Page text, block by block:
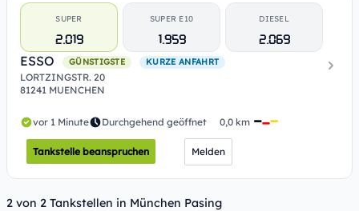
SUPER
2.019
SUPER E10
1.959
DIESEL
2.069
ESSO
GÜNSTIGSTE KURZE ANFAHRT
LORTZINGSTR. 20
81241 MUENCHEN
vor 1 Minute Durchgehend geöffnet 0,0 km
Tankstelle beanspruchen Melden
2 von 2 Tankstellen in München Pasing